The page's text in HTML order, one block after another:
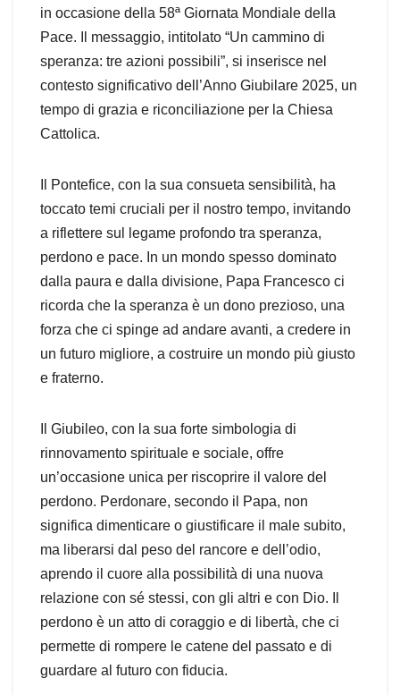
in occasione della 58ª Giornata Mondiale della
Pace. Il messaggio, intitolato “Un cammino di
speranza: tre azioni possibili”, si inserisce nel
contesto significativo dell’Anno Giubilare 2025, un
tempo di grazia e riconciliazione per la Chiesa
Cattolica.
Il Pontefice, con la sua consueta sensibilità, ha
toccato temi cruciali per il nostro tempo, invitando
a riflettere sul legame profondo tra speranza,
perdono e pace. In un mondo spesso dominato
dalla paura e dalla divisione, Papa Francesco ci
ricorda che la speranza è un dono prezioso, una
forza che ci spinge ad andare avanti, a credere in
un futuro migliore, a costruire un mondo più giusto
e fraterno.
Il Giubileo, con la sua forte simbologia di
rinnovamento spirituale e sociale, offre
un’occasione unica per riscoprire il valore del
perdono. Perdonare, secondo il Papa, non
significa dimenticare o giustificare il male subito,
ma liberarsi dal peso del rancore e dell’odio,
aprendo il cuore alla possibilità di una nuova
relazione con sé stessi, con gli altri e con Dio. Il
perdono è un atto di coraggio e di libertà, che ci
permette di rompere le catene del passato e di
guardare al futuro con fiducia.